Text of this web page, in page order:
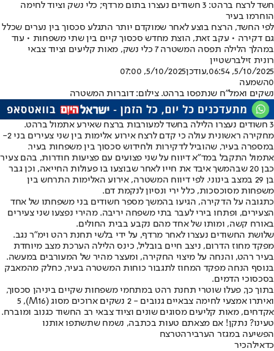
חשד לרצח ברהט: 3 חשודים נעצרו בתום מרדף; כלי נשק וציוד לחימה
הוחרמו בעיר
לפי החשד, הרצח בוצע לאחר שמוקדם יותר התגלע סכסוך בין נערים שכלל
גם דקירה • עקב זאת, הוצת מחדש סכסוך קיים בין שתי משפחות • עוד
במהלך הלילה תפסה המשטרה 7 כלי נשק, מאות קליעים וציוד צבאי
רונית זילברשטיין
5/10/2025, 06:54
,עודכן5/10/2025, 07:00
0השמעה
נשקים ואמל"ח שנתפסו ברהט. צילום: דוברות המשטרה
3 חשודים נעצרו הלילה בחשד למעורבות ברצח שאירע אתמול ברהט.
מחקירה ראשונית עולה כי קדם לרצח אירוע אלימות בין שני צעירים בני 2-
במספרה בעיר, שהוביל לדקירות ולחידוש סכסוך בין משפחות בעיר.
אתמול התקבל במד"א דיווח על שני פצועים עם פציעות חודרות, בהם צעיר
כבן 20 שבהמשך איבד את חייו לאחר שבוצעו בו פעולות החייאה, וכן גבר
בן 29 במצב בינוני. לפי דיווח המשטרה, אירוע האלימות התרחש בין
משפחות מסוכסכות, כלל ירי ונסיון לנקמת דם.
כתגובה על הדקירה, הגיעו בהמשך מספר חשודים בני משפחתו של אחד
הצעירים, ופתחו בירי לעבר בתי משפחה יריבה. מהירי נפצעו שני צעירים
באורח קשה, ומותו של אחד מהם נקבע בבית החולים.
שלושת החשודים נעצרו לאחר מרדף, על ידי בלשי תחנת רהט וימ״ר נגב.
מפקד מחוז הדרום, ניצב חיים בובליל, כינס הלילה הערכת מצב מיוחדת
בעיר רהט, והנחה על מיצוי החקירה, ומעצר מהיר של המעורבים במעשה.
בנוסף הנחה מפקד המחוז לתגבור כוחות המשטרה בעיר, כחלק מהמאבק
בסכסוכי הדמים.
בתוך כך, פעלו שוטרי תחנת רהט במתחמי משפחות שקיים ביניהן סכסוך,
ואיתרו אמצעי לחימה צבאיים גנובים - 2 נשקים ארוכים מסוג (M16), 5
אקדחים, מאות קליעים מסוגים שונים וציוד צבאי רב החשוד כגנוב ומוברח.
טעינו? נתקן! אם מצאתם טעות בכתבה, נשמח שתשתפו אותנו
הפשיעה במגזר הערבירהטרצח
כדאילהכיר